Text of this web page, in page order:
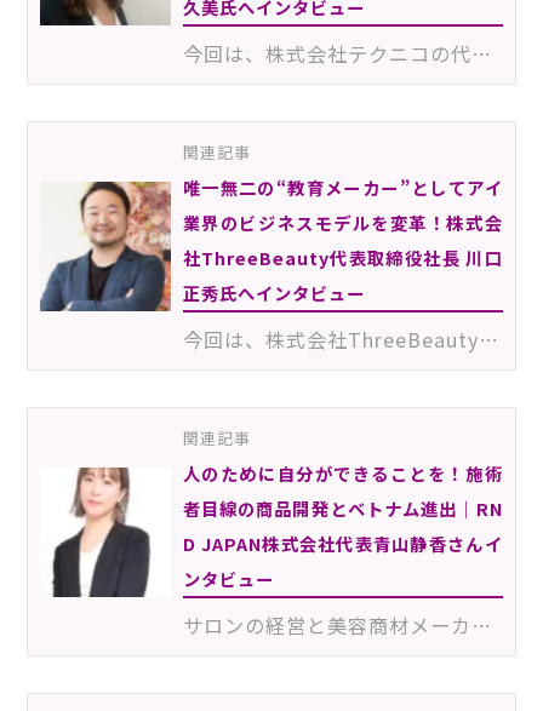
久美氏へインタビュー
今回は、株式会社テクニコの代表取締役を務める渡邉久美さんにインタビュー。テクニコといえば、高品質か…
関連記事
唯一無二の“教育メーカー”としてアイ
業界のビジネスモデルを変革！株式会
社ThreeBeauty代表取締役社長 川口
正秀氏へインタビュー
今回は、株式会社ThreeBeauty（スリービューティー）の代表取締役社長を務める川口正秀さんにお話しを伺い…
関連記事
人のために自分ができることを！施術
者目線の商品開発とベトナム進出｜RN
D JAPAN株式会社代表青山静香さんイ
ンタビュー
サロンの経営と美容商材メーカーの運営を行う、RND JAPAN株式会社代表取締役社長青山静香さん。商材を手掛…